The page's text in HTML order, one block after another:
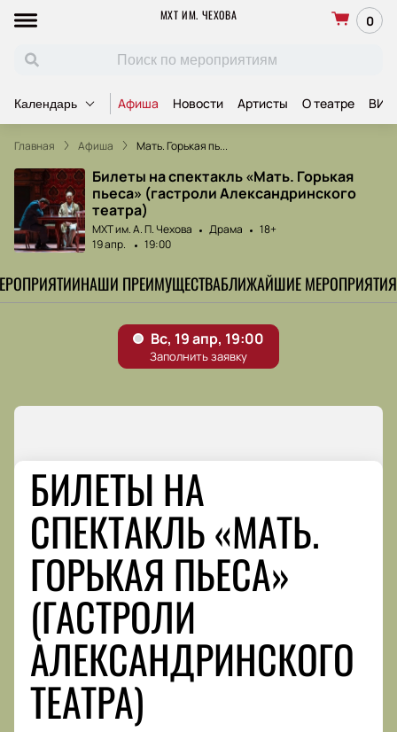
МХТ ИМ. ЧЕХОВА 0
Календарь Афиша Новости Артисты О театре ВИП
Главная Афиша Мать. Горькая пь...
Билеты на спектакль «Мать. Горькая
пьеса» (гастроли Александринского
театра)
МХТ им. А. П. Чехова Драма
18+
19 апр.
19:00
НАШИ ПРЕИМУЩЕСТВАБЛИЖАЙШИЕ МЕРОПРИЯТИЯ
БИЛЕТЫ НА
СПЕКТАКЛЬ «МАТЬ.
ГОРЬКАЯ ПЬЕСА»
(ГАСТРОЛИ
АЛЕКСАНДРИНСКОГО
ТЕАТРА)